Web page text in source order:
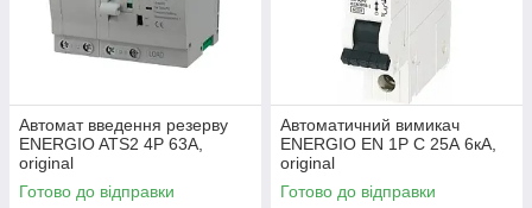
Автомат введення резерву
ENERGIO ATS2 4P 63A,
original
Готово до відправки
Автоматичний вимикач
ENERGIO EN 1P C 25А 6кА,
original
Готово до відправки